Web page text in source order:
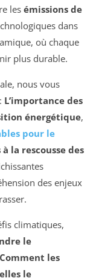
lesémissions de
dans
où chaque
plus durable.
nous vous
L’importance des
énergétique,
pour le
la rescousse des
des enjeux
climatiques,
le
Comment les
le